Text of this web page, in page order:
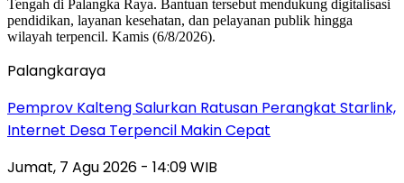
Palangkaraya
Pemprov Kalteng Salurkan Ratusan Perangkat Starlink,
Internet Desa Terpencil Makin Cepat
Jumat, 7 Agu 2026 - 14:09 WIB